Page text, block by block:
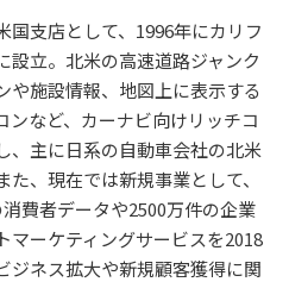
国支店として、1996年にカリフ
設立。北米の高速道路ジャンク
や施設情報、地図上に表示する
ンなど、カーナビ向けリッチコ
、主に日系の自動車会社の北米
、現在では新規事業として、
費者データや2500万件の企業
マーケティングサービスを2018
ジネス拡大や新規顧客獲得に関